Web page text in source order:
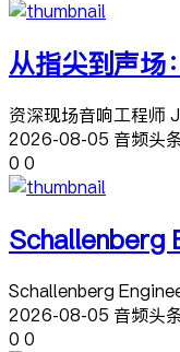
从指尖到声场
资深现场音响工程师
2026-08-05 音频头
0 0
Schallenberg
Schallenberg
2026-08-05 音频头
0 0